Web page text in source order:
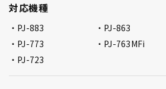
対応機種
PJ-883 PJ-863
PJ-773
PJ-763MFi
PJ-723